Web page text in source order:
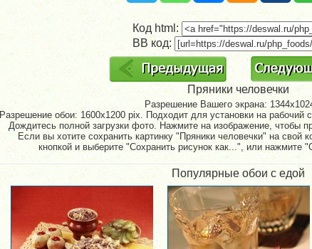
Код html:
BB код:
Пряники человечки
Разрешение Вашего экрана:
Разрешение обои: 1600x1200 pix. Подходит для установки на
Дождитесь полной загрузки фото. Нажмите на изображение, чтобы
Если вы хотите сохранить картинку "Пряники человечки" на свой
кнопкой и выберите "Сохранить рисунок как...", или нажмите
Популярные обои с едой